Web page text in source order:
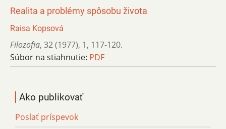
Realita a problémy spôsobu života
Raisa Kopsová
Filozofia, 32 (1977), 1, 117-120.
Súbor na stiahnutie: PDF
Ako publikovať
Poslať príspevok